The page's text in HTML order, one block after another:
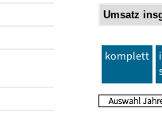
komplett